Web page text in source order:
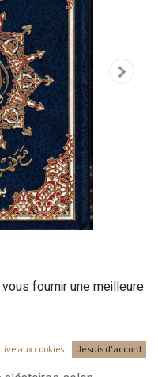
Tajwid version Warch
fournir une meilleure
aux cookies Je suis d'accord